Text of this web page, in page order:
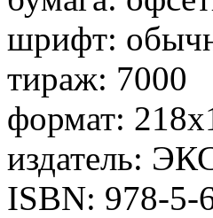
шрифт:
тираж: 7000
формат:
издатель:
ISBN: 978-5-